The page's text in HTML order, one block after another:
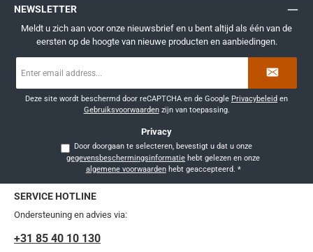
NEWSLETTER
Meldt u zich aan voor onze nieuwsbrief en u bent altijd als één van de
eersten op de hoogte van nieuwe producten en aanbiedingen.
mailadres
Deze site wordt beschermd door reCAPTCHA en de Google Privacybeleid en
Gebruiksvoorwaardenzijn van toepassing.
Privacy
Door doorgaan te selecteren, bevestigt u dat u onze
gegevensbeschermingsinformatie
algemene voorwaardenhebt geaccepteerd. *
SERVICE HOTLINE
Ondersteuning en advies via:
+31 85 40 10 130